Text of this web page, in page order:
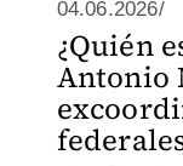
04.06.2026/
¿Quién
Antonio